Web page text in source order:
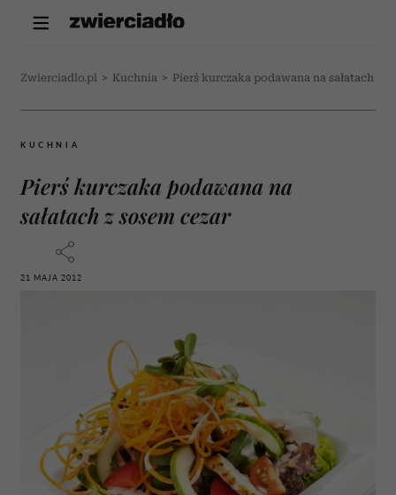
Zwierciadlo.pl > Kuchnia > Pierś kurczaka podawana na sałatach z
KUCHNIA
Pierś kurczaka podawana na
sałatach z sosem cezar
21 MAJA 2012